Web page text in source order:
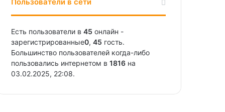
Есть пользователи в45 онлайн -
зарегистрированные0,45 гость.
Большинство пользователей когда-либо
пользовались интернетом в1816 на
03.02.2025, 22:08.